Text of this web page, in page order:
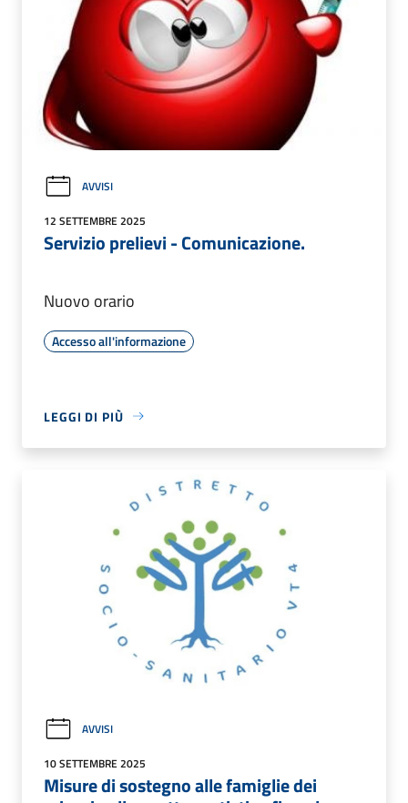
AVVISI
12 SETTEMBRE 2025
Servizio prelievi - Comunicazione.
Nuovo orario
Accesso all'informazione
LEGGI DI PIÙ
AVVISI
10 SETTEMBRE 2025
Misure di sostegno alle famiglie dei